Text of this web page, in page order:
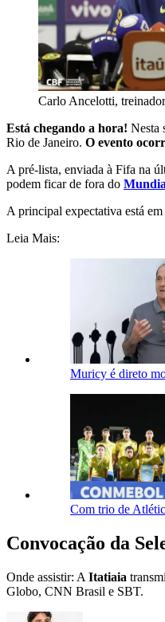
Carlo Ancelotti,
Está chegando a hora! Nesta
Rio de Janeiro. O evento
A pré-lista, enviada à Fifa na
podem ficar de fora do
A principal expectativa está
Leia Mais:
Muricy é direto
Com trio de
Convocação da
Onde assistir: A Itatiaia
Globo, CNN Brasil e SBT.